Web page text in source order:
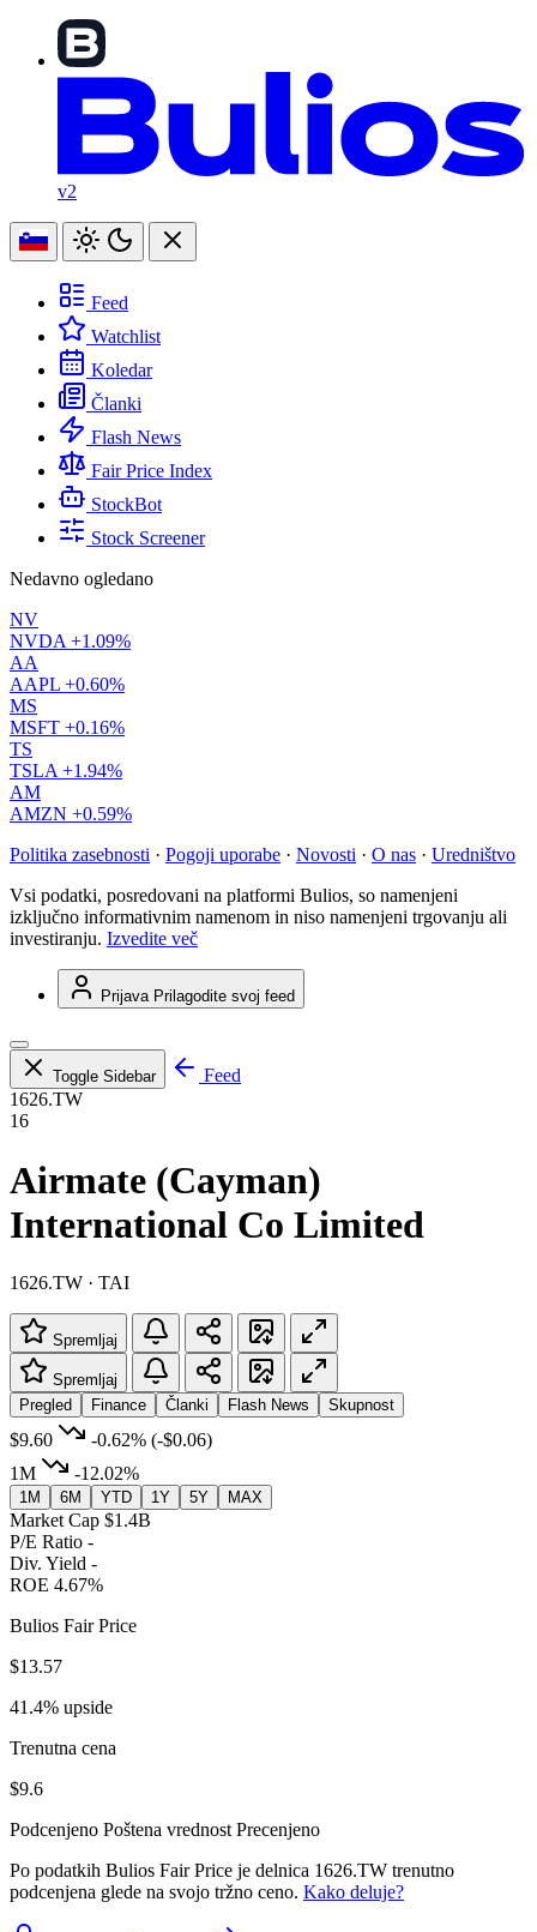
v2
Feed
Watchlist
Koledar
Članki
Flash News
Fair Price Index
StockBot
Stock Screener
Nedavno ogledano
NV
NVDA +1.09%
AA
AAPL +0.60%
MS
MSFT +0.16%
TS
TSLA +1.94%
AM
AMZN +0.59%
Politika zasebnosti · Pogoji uporabe · Novosti · O nas · Uredništvo
Vsi podatki, posredovani na platformi Bulios, so namenjeni
izključno informativnim namenom in niso namenjeni trgovanju ali
investiranju. Izvedite več
Prijava Prilagodite svoj feed
Toggle Sidebar
Feed
1626.TW
16
Airmate (Cayman)
International Co Limited
1626.TW · TAI
Spremljaj
Spremljaj
Pregled
Finance Članki Flash News Skupnost
$9.60 -0.62% (-$0.06)
1M
-12.02%
1M 6M YTD 1Y 5Y MAX
Market Cap $1.4B
P/E Ratio -
Div. Yield -
ROE 4.67%
Bulios Fair Price
$13.57
41.4% upside
Trenutna cena
$9.6
Podcenjeno Poštena vrednost Precenjeno
Po podatkih Bulios Fair Price je delnica 1626.TW trenutno
podcenjena glede na svojo tržno ceno. Kako deluje?